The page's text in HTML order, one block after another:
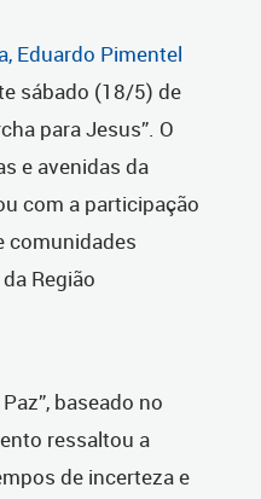
Eduardo Pimentel
sábado (18/5) de
para Jesus”. O
e avenidas da
com a participação
comunidades
Região
baseado no
ressaltou a
de incerteza e